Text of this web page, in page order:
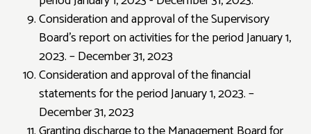
Consideration and approval of the Supervisory
Board's report on activities for the period January 1,
2023. – December 31, 2023
Consideration and approval of the financial
statements for the period January 1, 2023. –
December 31, 2023